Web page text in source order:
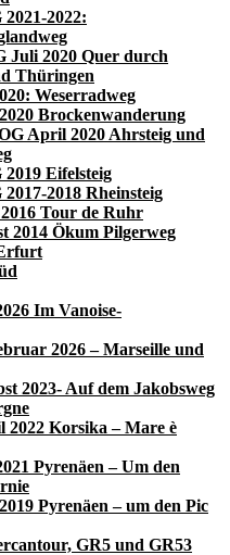
2021-2022:
Juli 2020 Quer durch
Thüringen
Weserradweg
Brockenwanderung
April 2020 Ahrsteig und
2019 Eifelsteig
2017-2018 Rheinsteig
Tour de Ruhr
2014 Ökum Pilgerweg
Im Vanoise-
2026 – Marseille und
2023- Auf dem Jakobsweg
2022 Korsika – Mare è
Pyrenäen – Um den
Pyrenäen – um den Pic
GR5 und GR53